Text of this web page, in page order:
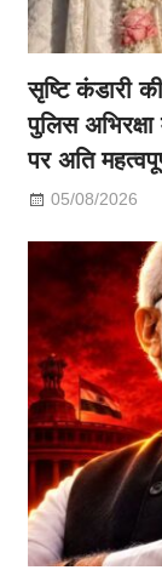
सृष्टि कंडारी
पुलिस
पर अति
05/08/2026